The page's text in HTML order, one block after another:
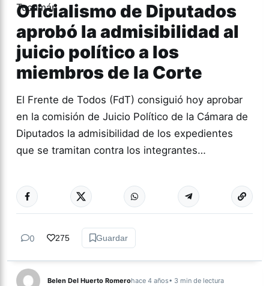
Oficialismo de Diputados
aprobó la admisibilidad al
juicio político a los
miembros de la Corte
El Frente de Todos (FdT) consiguió hoy aprobar
en la comisión de Juicio Político de la Cámara de
Diputados la admisibilidad de los expedientes
que se tramitan contra los integrantes…
ACTUALIDAD Más
0 275 Guardar
Belen Del Huerto Romerohace 4 años• 3 min de lectura